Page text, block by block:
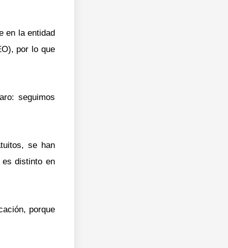
en la entidad
por lo que
seguimos
se han
es distinto en
porque